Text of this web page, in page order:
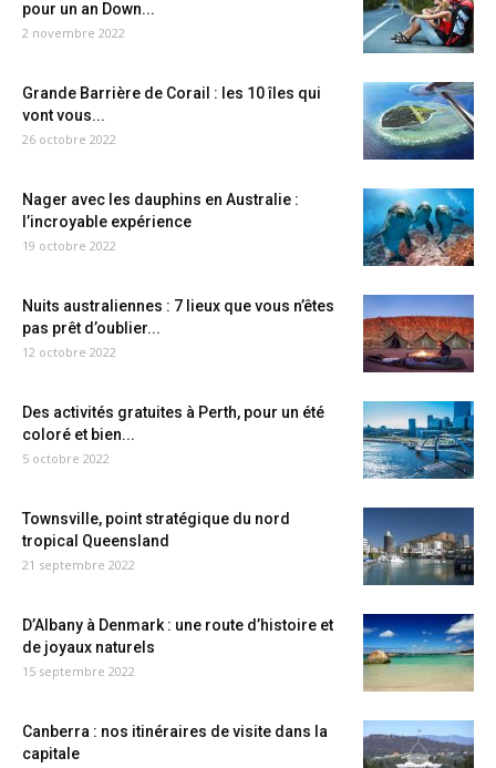
pour un an Down...
2 novembre 2022
Grande Barrière de Corail : les 10 îles qui
vont vous...
26 octobre 2022
Nager avec les dauphins en Australie :
l’incroyable expérience
19 octobre 2022
Nuits australiennes : 7 lieux que vous n’êtes
pas prêt d’oublier...
12 octobre 2022
Des activités gratuites à Perth, pour un été
coloré et bien...
5 octobre 2022
Townsville, point stratégique du nord
tropical Queensland
21 septembre 2022
D’Albany à Denmark : une route d’histoire et
de joyaux naturels
15 septembre 2022
Canberra : nos itinéraires de visite dans la
capitale